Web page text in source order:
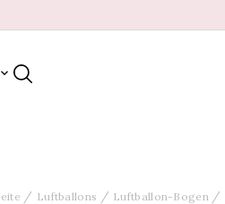

Luftballons Luftballon-Bogen